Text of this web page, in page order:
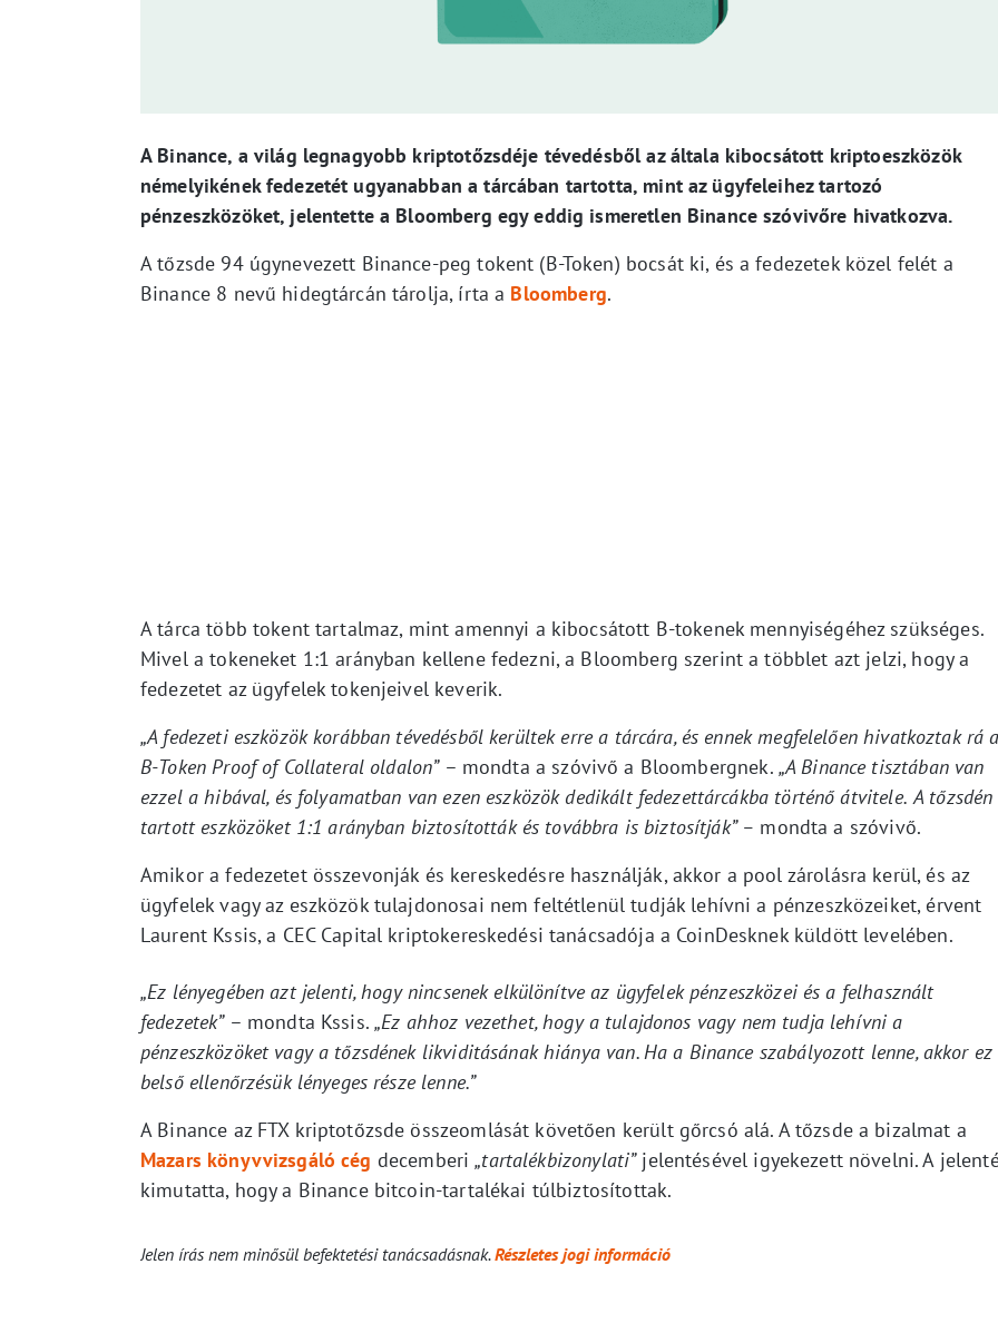
A Binance, a világ legnagyobb kriptotőzsdéje tévedésből az általa kibocsátott kriptoeszközök
némelyikének fedezetét ugyanabban a tárcában tartotta, mint az ügyfeleihez tartozó
pénzeszközöket, jelentette a Bloomberg egy eddig ismeretlen Binance szóvivőre hivatkozva.
A tőzsde 94 úgynevezett Binance-peg tokent (B-Token) bocsát ki, és a fedezetek közel felét a
Binance 8 nevű hidegtárcán tárolja, írta a Bloomberg.
A tárca több tokent tartalmaz, mint amennyi a kibocsátott B-tokenek mennyiségéhez szükséges.
Mivel a tokeneket 1:1 arányban kellene fedezni, a Bloomberg szerint a többlet azt jelzi, hogy a
fedezetet az ügyfelek tokenjeivel keverik.
„A fedezeti eszközök korábban tévedésből kerültek erre a tárcára, és ennek megfelelően hivatkoztak rá
B-Token Proof of Collateral oldalon”– mondta a szóvivő a Bloombergnek. „A Binance tisztában van
ezzel a hibával, és folyamatban van ezen eszközök dedikált fedezettárcákba történő átvitele. A tőzsdén
tartott eszközöket 1:1 arányban biztosították és továbbra is biztosítják” – mondta a szóvivő.
Amikor a fedezetet összevonják és kereskedésre használják, akkor a pool zárolásra kerül, és az
ügyfelek vagy az eszközök tulajdonosai nem feltétlenül tudják lehívni a pénzeszközeiket, érvent
Laurent Kssis, a CEC Capital kriptokereskedési tanácsadója a CoinDesknek küldött levelében.
„Ez lényegében azt jelenti, hogy nincsenek elkülönítve az ügyfelek pénzeszközei és a felhasznált
fedezetek”– mondta Kssis.„Ez ahhoz vezethet, hogy a tulajdonos vagy nem tudja lehívni a
pénzeszközöket vagy a tőzsdének likviditásának hiánya van. Ha a Binance szabályozott lenne, akkor ez
belső ellenőrzésük lényeges része lenne.”
A Binance az FTX kriptotőzsde összeomlását követően került gőrcsó alá. A tőzsde a bizalmat a
Mazars könyvvizsgáló cég decemberi„tartalékbizonylati”jelentésével igyekezett növelni. A
kimutatta, hogy a Binance bitcoin-tartalékai túlbiztosítottak.
Jelen írás nem minősül befektetési tanácsadásnak.Részletes jogi információ